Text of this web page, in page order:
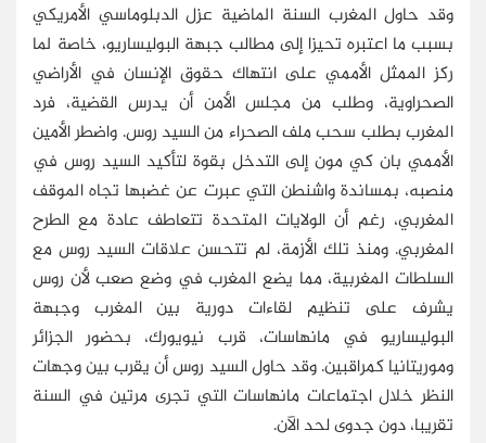
وقد حاول المغرب السنة الماضية عزل الدبلوماسي الأمريكي
بسبب ما اعتبره تحيزا إلى مطالب جبهة البوليساريو، خاصة لما
ركز الممثل الأممي على انتهاك حقوق الإنسان في الأراضي
الصحراوية، وطلب من مجلس الأمن أن يدرس القضية، فرد
المغرب بطلب سحب ملف الصحراء من السيد روس. واضطر الأمين
الأممي بان كي مون إلى التدخل بقوة لتأكيد السيد روس في
منصبه، بمساندة واشنطن التي عبرت عن غضبها تجاه الموقف
المغربي، رغم أن الولايات المتحدة تتعاطف عادة مع الطرح
المغربي. ومنذ تلك الأزمة، لم تتحسن علاقات السيد روس مع
السلطات المغربية، مما يضع المغرب في وضع صعب لأن روس
يشرف على تنظيم لقاءات دورية بين المغرب وجبهة
البوليساريو في مانهاسات، قرب نيويورك، بحضور الجزائر
وموريتانيا كمراقبين. وقد حاول السيد روس أن يقرب بين وجهات
النظر خلال اجتماعات مانهاسات التي تجرى مرتين في السنة
تقريبا، دون جدوى لحد الآن.